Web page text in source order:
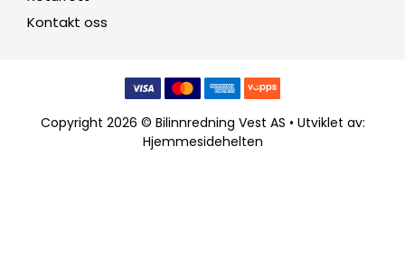
Kontakt oss
Copyright 2026 © Bilinnredning Vest AS • Utviklet av:
Hjemmesidehelten